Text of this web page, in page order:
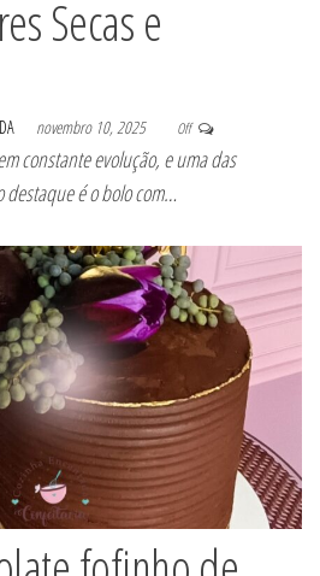
Secas e
novembro 10, 2025 Off
constante evolução, e uma das
é o bolo com…